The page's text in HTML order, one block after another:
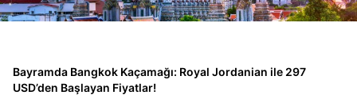
Bayramda Bangkok Kaçamağı: Royal Jordanian ile 297
USD’den Başlayan Fiyatlar!